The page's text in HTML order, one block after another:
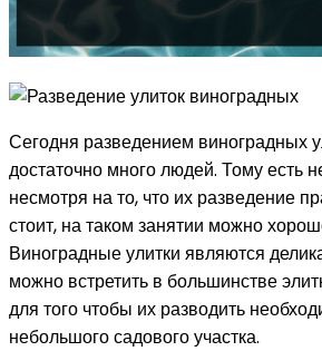
Сегодня разведением виноградных
достаточно много людей. Тому есть
несмотря на то, что их разведение
стоит, на таком занятии можно
Виноградные улитки являются
можно встретить в большинстве
для того чтобы их разводить
небольшого садового участка.